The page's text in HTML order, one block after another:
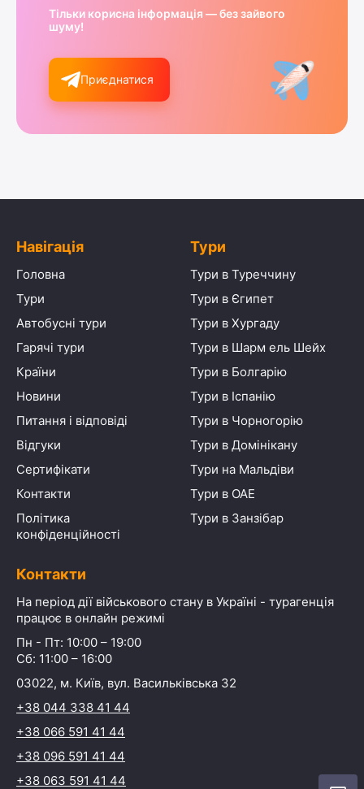
Тільки корисна інформація — без зайвого
шуму!
Приєднатися
Навігація
Головна
Тури
Автобусні тури
Гарячі тури
Країни
Новини
Питання і відповіді
Відгуки
Сертифікати
Контакти
Політика
конфіденційності
Тури
Тури в Туреччину
Тури в Єгипет
Тури в Хургаду
Тури в Шарм ель Шейх
Тури в Болгарію
Тури в Іспанію
Тури в Чорногорію
Тури в Домінікану
Тури на Мальдіви
Тури в ОАЕ
Тури в Занзібар
Контакти
На період дії військового стану в Україні - турагенція
працює в онлайн режимі
Пн - Пт: 10:00 – 19:00
Сб: 11:00 – 16:00
03022, м. Київ, вул. Васильківська 32
+38 044 338 41 44
+38 066 591 41 44
+38 096 591 41 44
+38 063 591 41 44